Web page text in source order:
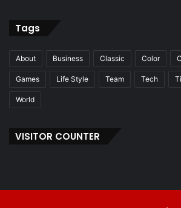
Tags
About Business Classic Color
Games Life Style Team Tech
World
VISITOR COUNTER